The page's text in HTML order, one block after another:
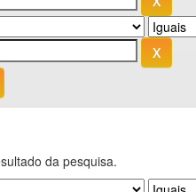
da pesquisa.